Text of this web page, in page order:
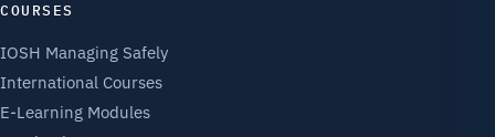
COURSES
IOSH Managing Safely
International Courses
E-Learning Modules